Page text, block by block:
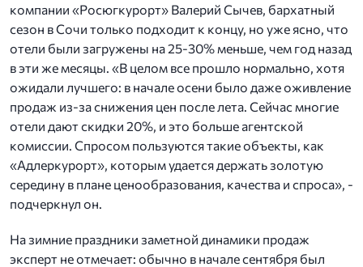
компании «Росюгкурорт» Валерий Сычев, бархатный
сезон в Сочи только подходит к концу, но уже ясно, что
отели были загружены на 25-30% меньше, чем год назад
в эти же месяцы. «В целом все прошло нормально, хотя
ожидали лучшего: в начале осени было даже оживление
продаж из-за снижения цен после лета. Сейчас многие
отели дают скидки 20%, и это больше агентской
комиссии. Спросом пользуются такие объекты, как
«Адлеркурорт», которым удается держать золотую
середину в плане ценообразования, качества и спроса», -
подчеркнул он.
На зимние праздники заметной динамики продаж
эксперт не отмечает: обычно в начале сентября был